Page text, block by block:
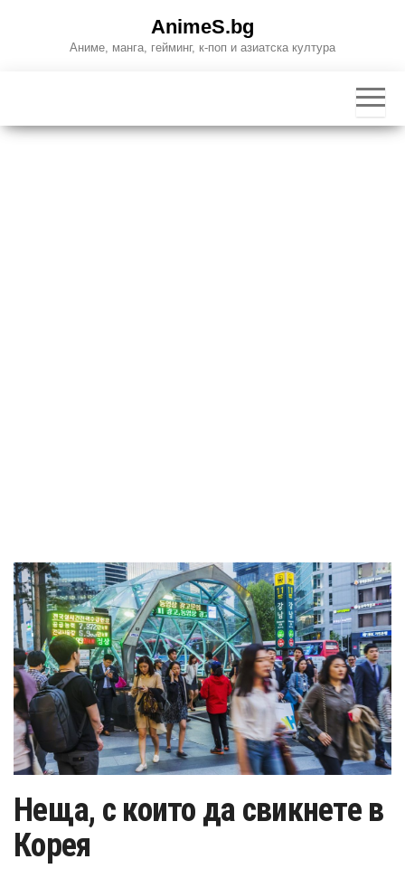
AnimeS.bg
Аниме, манга, гейминг, к-поп и азиатска култура
Неща, с които да свикнете в
Корея